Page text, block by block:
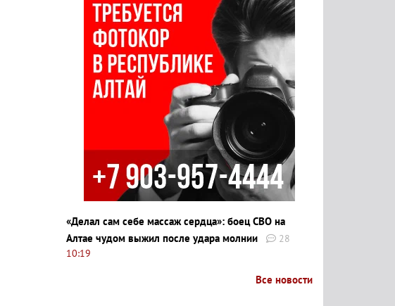
«Делал сам себе массаж сердца»: боец СВО на
Алтае чудом выжил после удара молнии
28
10:19
Все новости